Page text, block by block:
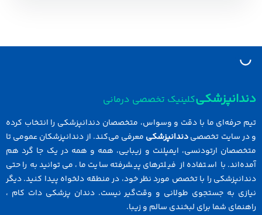
کلینیک تخصصی درمانی
ما با دقت و وسواس، متخصصان دندانپزشکی را انتخاب کرده
تخصصیدندانپزشکیمعرفی می‌کند. از دندانپزشکان عمومی تا
ارتودنسی، ایمپلنت و زیبایی، همه و همه در یک جا گرد هم
با استفاده از فیلترهای پیشرفته سایت ما، می‌توانید به راحتی
را با تخصص مورد نظر خود، در منطقه دلخواه پیدا کنید. دیگر
به جستجوی طولانی و وقت‌گیر نیست. دندان پزشکی دات کام ،
شما برای لبخندی سالم و زیبا.